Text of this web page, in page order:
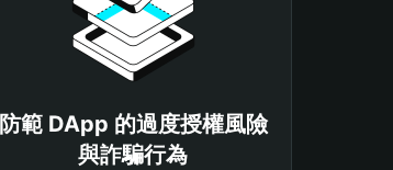
防範 DApp 的過度授權風險
與詐騙行為